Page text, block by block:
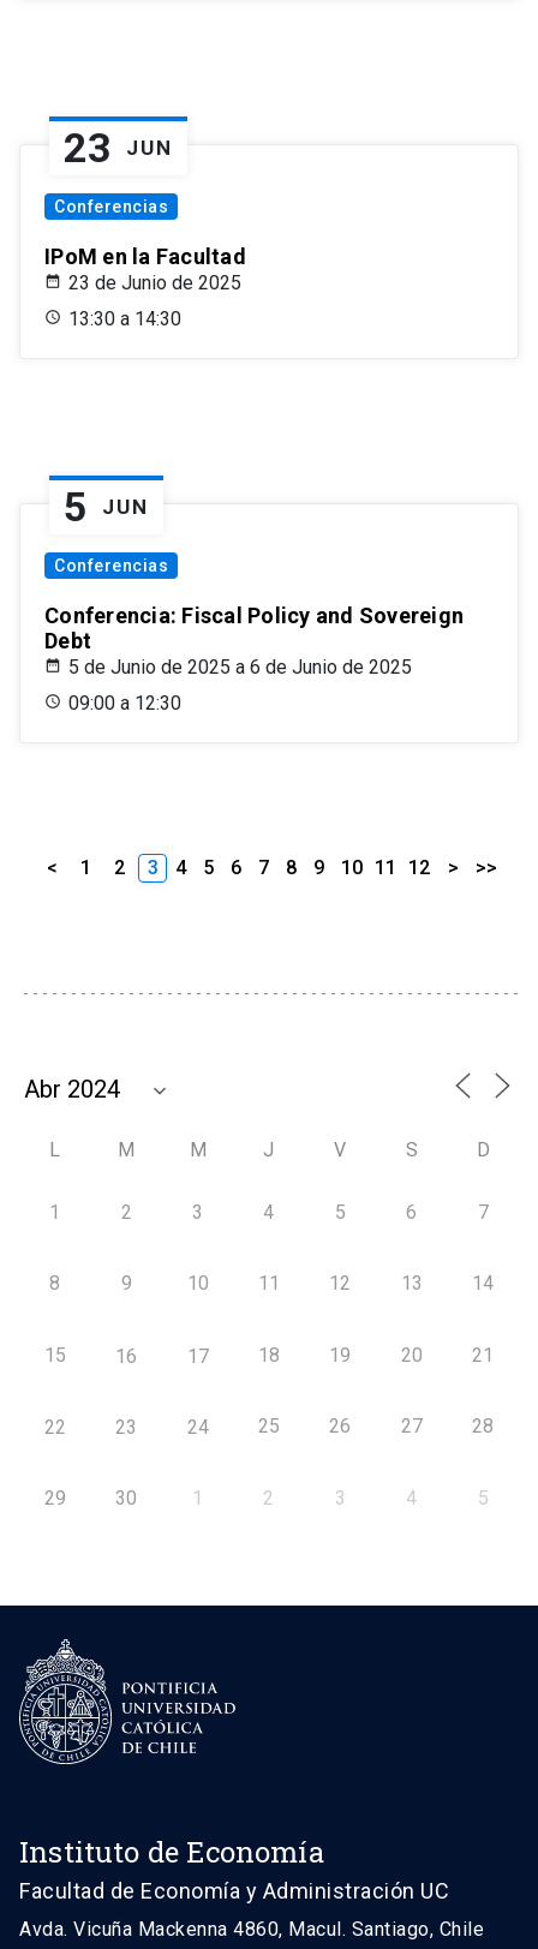
23 JUN
Conferencias
IPoM en la Facultad
23 de Junio de 2025
13:30 a 14:30
5 JUN
Conferencias
Conferencia: Fiscal Policy and Sovereign
Debt
5 de Junio de 2025 a 6 de Junio de 2025
09:00 a 12:30
< 1 2 3 4 5 6 7 8 9 10 11 12 > >>
L M M J V S D
1 2 3 4 5 6 7
8 9 10 11 12 13 14
15 16 17 18 19 20 21
22 23 24 25 26 27 28
29 30 1 2 3 4 5
Instituto de Economía
Facultad de Economía y Administración UC
Avda. Vicuña Mackenna 4860, Macul. Santiago, Chile